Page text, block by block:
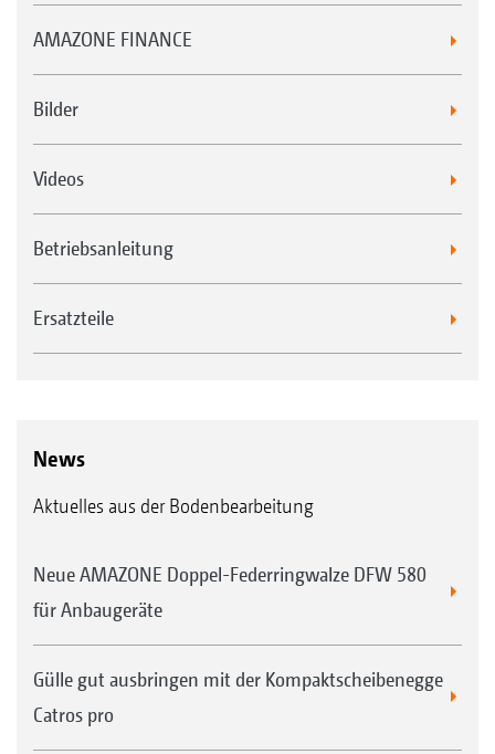
AMAZONE FINANCE
Bilder
Videos
Betriebsanleitung
Ersatzteile
News
Aktuelles aus der Bodenbearbeitung
Neue AMAZONE Doppel-Federringwalze DFW 580
für Anbaugeräte
Gülle gut ausbringen mit der Kompaktscheibenegge
Catros pro